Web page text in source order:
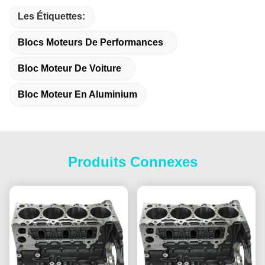
Les Étiquettes:
Blocs Moteurs De Performances
Bloc Moteur De Voiture
Bloc Moteur En Aluminium
Produits Connexes